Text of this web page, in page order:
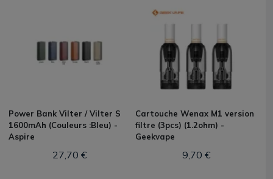
Power Bank Vilter / Vilter S
1600mAh (Couleurs :Bleu) -
Aspire
27,70 €
Cartouche Wenax M1 version
filtre (3pcs) (1.2ohm) -
Geekvape
9,70 €